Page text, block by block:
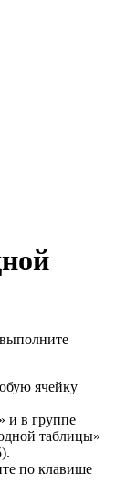
ячейку
и в группе
таблицы»
по клавише